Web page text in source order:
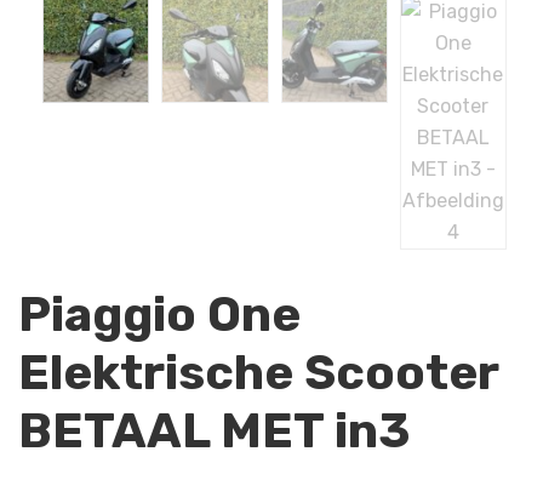
Piaggio One
Elektrische Scooter
BETAAL MET in3